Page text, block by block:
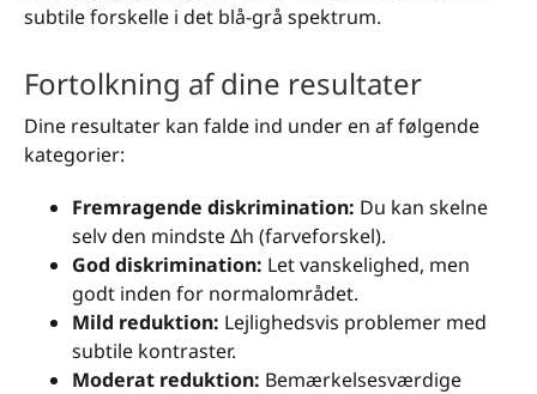
subtile forskelle i det blå-grå spektrum.
Fortolkning af dine resultater
Dine resultater kan falde ind under en af følgende
kategorier:
Fremragende diskrimination: Du kan skelne
selv den mindste Δh (farveforskel).
God diskrimination: Let vanskelighed, men
godt inden for normalområdet.
Mild reduktion: Lejlighedsvis problemer med
subtile kontraster.
Moderat reduktion: Bemærkelsesværdige